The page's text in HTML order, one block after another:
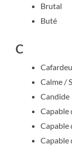
Brutal
Buté
C
Calme /
Candide
Capable
Capable
Capable